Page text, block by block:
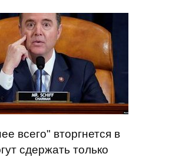
всего" вторгнется в
сдержать только